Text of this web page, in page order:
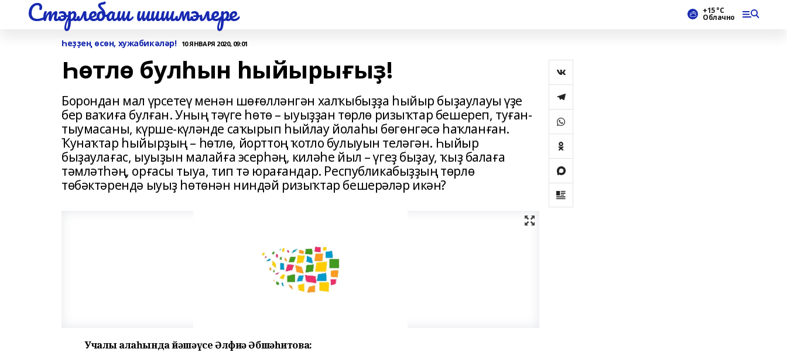
Стэрлебаш шишмэлере +15 °С
Облачно
Һеҙҙең өсөн, хужабикәләр! 10 ЯНВАРЯ 2020, 09:01
Һөтлө булһын һыйырығыҙ!
Борондан мал үрсетеү менән шөғөлләнгән халҡыбыҙҙа һыйыр быҙаулауы үҙе
бер ваҡиға булған. Уның тәүге һөтө – ыуыҙҙан төрлө ризыҡтар бешереп, туған-
тыумасаны, күрше-күләнде саҡырып һыйлау йолаһы бөгөнгәсә һаҡланған.
Ҡунаҡтар һыйырҙың – һөтлө, йорттоң ҡотло булыуын теләгән. Һыйыр
быҙаулағас, ыуыҙын малайға эсерһәң, киләһе йыл – үгеҙ быҙау, ҡыҙ балаға
тәмләтһәң, орғасы тыуа, тип тә юрағандар. Республикабыҙҙың төрлө
төбәктәрендә ыуыҙ һөтөнән ниндәй ризыҡтар бешерәләр икән?
Учалы ҡалаһында йәшәүсе Әлфиә Әбшәһитова: